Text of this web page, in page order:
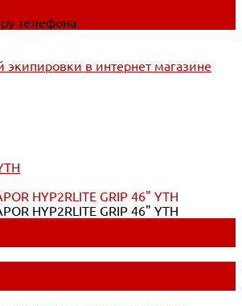
телефона
экипировки в интернет магазине
HYP2RLITE GRIP 46" YTH
HYP2RLITE GRIP 46" YTH